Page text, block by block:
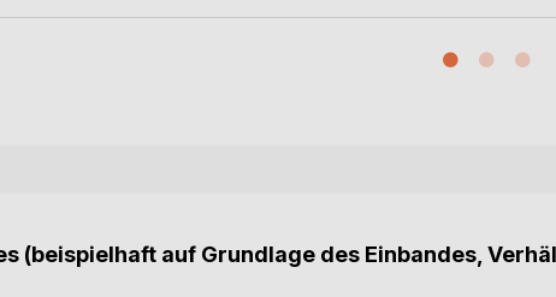
(beispielhaft auf Grundlage des Einbandes,